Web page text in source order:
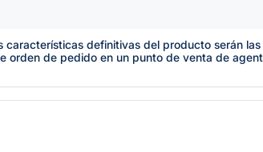
características definitivas del producto serán
orden de pedido en un punto de venta de